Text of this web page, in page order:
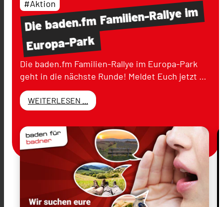
Diebaden.fmFamilien-Rallyeim
Europa-Park
#Aktion
Die baden.fm Familien-Rallye im Europa-Park
geht in die nächste Runde! Meldet Euch jetzt …
WEITERLESEN ...